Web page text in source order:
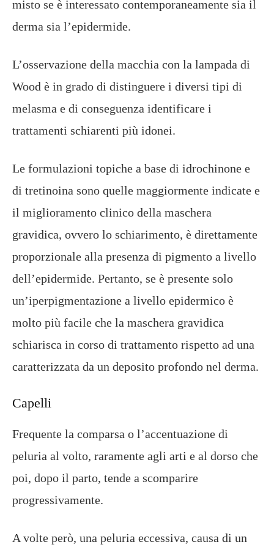
misto se è interessato contemporaneamente sia il
derma sia l’epidermide.
L’osservazione della macchia con la lampada di
Wood è in grado di distinguere i diversi tipi di
melasma e di conseguenza identificare i
trattamenti schiarenti più idonei.
Le formulazioni topiche a base di idrochinone e
di tretinoina sono quelle maggiormente indicate e
il miglioramento clinico della maschera
gravidica, ovvero lo schiarimento, è direttamente
proporzionale alla presenza di pigmento a livello
dell’epidermide. Pertanto, se è presente solo
un’iperpigmentazione a livello epidermico è
molto più facile che la maschera gravidica
schiarisca in corso di trattamento rispetto ad una
caratterizzata da un deposito profondo nel derma.
Capelli
Frequente la comparsa o l’accentuazione di
peluria al volto, raramente agli arti e al dorso che
poi, dopo il parto, tende a scomparire
progressivamente.
A volte però, una peluria eccessiva, causa di un